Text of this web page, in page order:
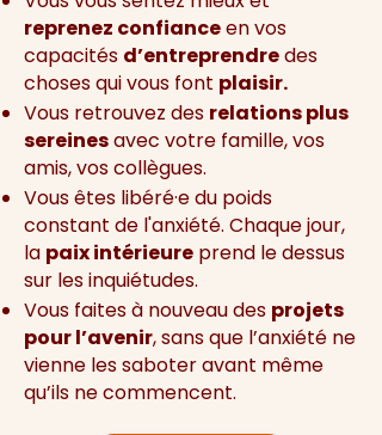
reprenez confianceen vos
capacités d’entreprendredes
choses qui vous font plaisir.
Vous retrouvez des relations plus
sereinesavec votre famille, vos
amis, vos collègues.
Vous êtes libéré·e du poids
constant de l'anxiété. Chaque jour,
la paix intérieure prend le dessus
sur les inquiétudes.
Vous faites à nouveau des projets
pour l’avenir, sans que l’anxiété ne
vienne les saboter avant même
qu’ils ne commencent.